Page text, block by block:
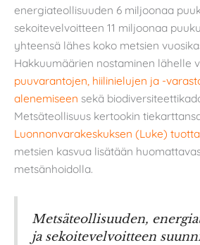
energiateollisuuden 6 miljoonaa
sekoitevelvoitteen 11 miljoonaa
yhteensä lähes koko metsien
Hakkuumäärien nostaminen lähelle
puuvarantojen, hiilinielujen ja -
alenemiseen sekä
Metsäteollisuus kertookin
Luonnonvarakeskuksen (Luke)
metsien kasvua lisätään
metsänhoidolla.
Metsäteollisuuden,
ja sekoitevelvoitteen